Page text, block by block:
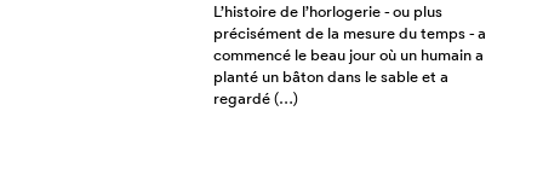
L’histoire de l’horlogerie - ou plus
précisément de la mesure du temps - a
commencé le beau jour où un humain a
planté un bâton dans le sable et a
regardé (…)